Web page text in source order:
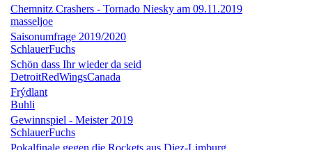
Chemnitz Crashers - Tornado Niesky am 09.11.2019
masseljoe
Saisonumfrage 2019/2020
SchlauerFuchs
Schön dass Ihr wieder da seid
DetroitRedWingsCanada
Frýdlant
Buhli
Gewinnspiel - Meister 2019
SchlauerFuchs
Pokalfinale gegen die Rockets aus Diez-Limburg